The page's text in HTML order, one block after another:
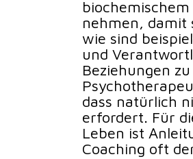
nehmen, damit
wie sind
und
Beziehungen
dass natürlich
erfordert. Für
Leben ist
Coaching oft